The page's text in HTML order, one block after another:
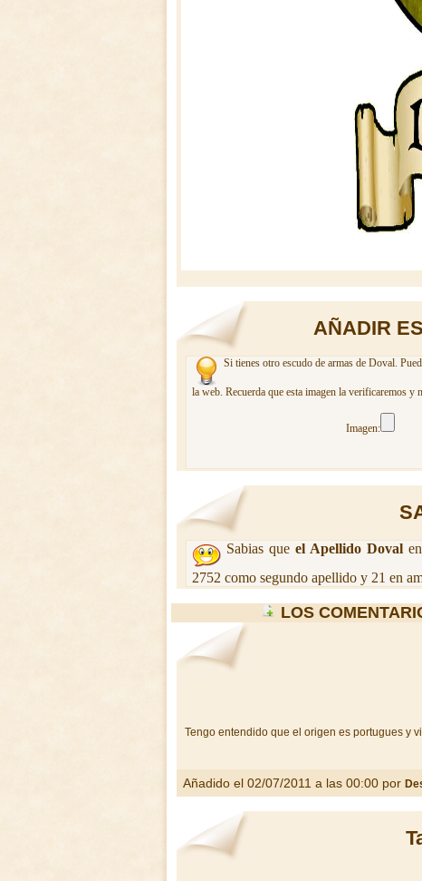
AÑADIR
Si tienes otro escudo de armas de Doval.
la web. Recuerda que esta imagen la verificaremos y
Imagen:
Sabias queel Apellido Doval
2752 como segundo apellido y 21 en
LOS
Tengo entendido que el origen es portugues y
Añadido el 02/07/2011 a las 00:00 por